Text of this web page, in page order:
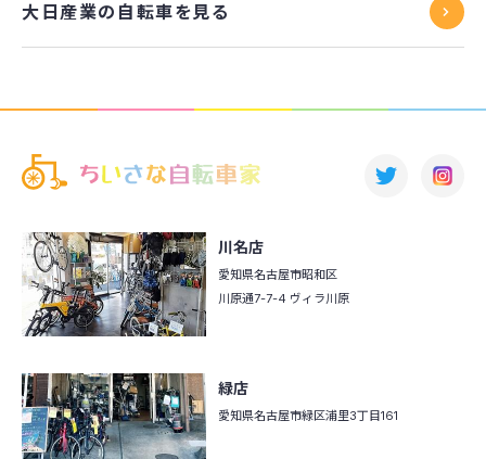
大日産業の自転車を見る
川名店
愛知県名古屋市昭和区
川原通7-7-4 ヴィラ川原
緑店
愛知県名古屋市緑区浦里3丁目161